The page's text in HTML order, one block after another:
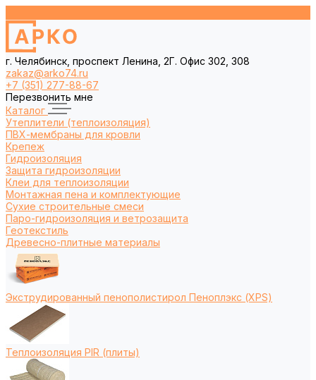
г. Челябинск, проспект Ленина, 2Г. Офис 302, 308
zakaz@arko74.ru
+7 (351) 277-88-67
Перезвонить мне
Каталог
Утеплители (теплоизоляция)
ПВХ-мембраны для кровли
Крепеж
Гидроизоляция
Защита гидроизоляции
Клеи для теплоизоляции
Монтажная пена и комплектующие
Сухие строительные смеси
Паро-гидроизоляция и ветрозащита
Геотекстиль
Древесно-плитные материалы
Экструдированный пенополистирол Пеноплэкс (XPS)
Теплоизоляция PIR (плиты)